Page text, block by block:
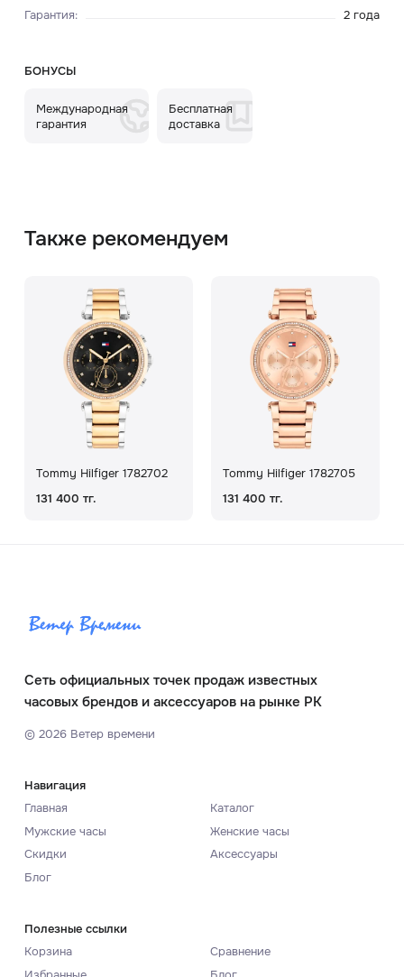
Гарантия: 2 года
БОНУСЫ
Международная
гарантия
Бесплатная
доставка
Также рекомендуем
Tommy Hilfiger 1782702
131 400 тг.
Tommy Hilfiger 1782705
131 400 тг.
Сеть официальных точек продаж известных
часовых брендов и аксессуаров на рынке РК
© 2026Ветер времени
Навигация
Главная
Каталог
Мужские часы
Женские часы
Скидки
Аксессуары
Блог
Полезные ссылки
Корзина
Сравнение